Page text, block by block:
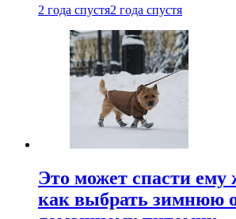
2 года спустя2 года спустя
Это может спасти ему
как выбрать зимнюю